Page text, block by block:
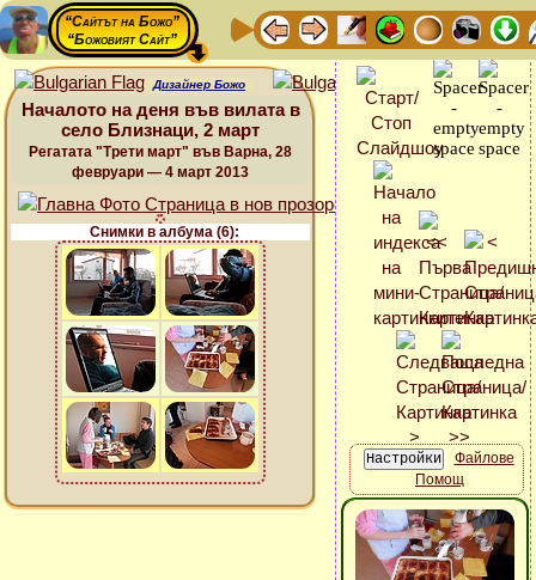
“Сайтът на Божо”
“Божовият Сайт”
Дизайнер Божо
Началото на деня във вилата в
село Близнаци, 2 март
Регатата "Трети март" във Варна, 28
февруари — 4 март 2013
Снимки в албума (6):
Файлове
Помощ